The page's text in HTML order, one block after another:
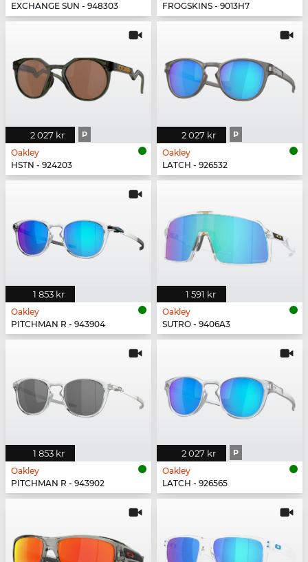
EXCHANGE SUN - 948303
FROGSKINS - 9013H7
2 027 kr P
Oakley
HSTN - 924203
2 027 kr P
Oakley
LATCH - 926532
1 853 kr
Oakley
PITCHMAN R - 943904
1 591 kr
Oakley
SUTRO - 9406A3
1 853 kr
Oakley
PITCHMAN R - 943902
2 027 kr P
Oakley
LATCH - 926565